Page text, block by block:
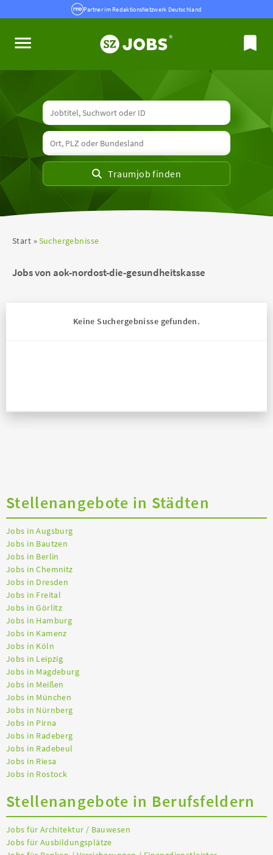
Partner im RedaktionsNetzwerk Deutschland
Start Suchergebnisse
Jobs von aok-nordost-die-gesundheitskasse
Keine Suchergebnisse gefunden.
Stellenangebote in Städten
Jobs in Augsburg
Jobs in Bautzen
Jobs in Berlin
Jobs in Chemnitz
Jobs in Dresden
Jobs in Freital
Jobs in Görlitz
Jobs in Hamburg
Jobs in Kamenz
Jobs in Köln
Jobs in Leipzig
Jobs in Magdeburg
Jobs in Meißen
Jobs in München
Jobs in Nürnberg
Jobs in Pirna
Jobs in Radeberg
Jobs in Radebeul
Jobs in Riesa
Jobs in Rostock
Stellenangebote in Berufsfeldern
Jobs für Architektur / Bauwesen
Jobs für Ausbildungsplätze